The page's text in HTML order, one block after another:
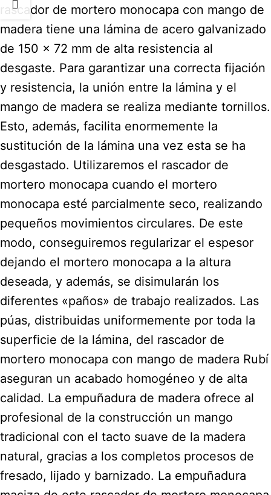
rascador de mortero monocapa con mango de
madera tiene una lámina de acero galvanizado
de 150 x 72 mm de alta resistencia al
desgaste. Para garantizar una correcta fijación
y resistencia, la unión entre la lámina y el
mango de madera se realiza mediante tornillos.
Esto, además, facilita enormemente la
sustitución de la lámina una vez esta se ha
desgastado. Utilizaremos el rascador de
mortero monocapa cuando el mortero
monocapa esté parcialmente seco, realizando
pequeños movimientos circulares. De este
modo, conseguiremos regularizar el espesor
dejando el mortero monocapa a la altura
deseada, y además, se disimularán los
diferentes «paños» de trabajo realizados. Las
púas, distribuidas uniformemente por toda la
superficie de la lámina, del rascador de
mortero monocapa con mango de madera Rubí
aseguran un acabado homogéneo y de alta
calidad. La empuñadura de madera ofrece al
profesional de la construcción un mango
tradicional con el tacto suave de la madera
natural, gracias a los completos procesos de
fresado, lijado y barnizado. La empuñadura